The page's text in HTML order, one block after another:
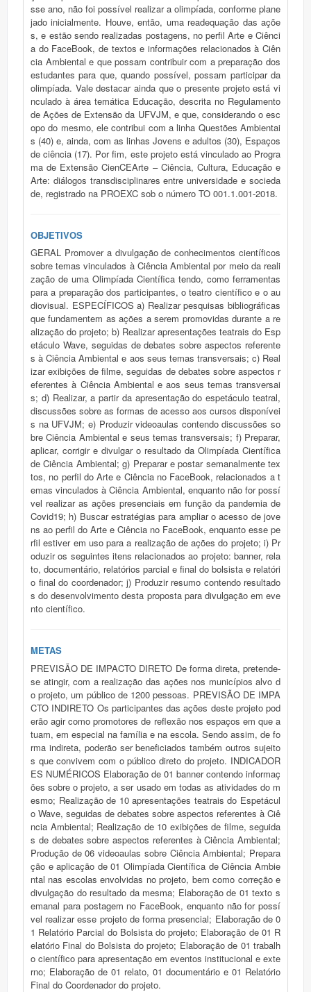
sse ano, não foi possível realizar a olimpíada, conforme plane
jado inicialmente. Houve, então, uma readequação das açõe
s, e estão sendo realizadas postagens, no perfil Arte e Ciênci
a do FaceBook, de textos e informações relacionados à Ciên
cia Ambiental e que possam contribuir com a preparação dos
estudantes para que, quando possível, possam participar da
olimpíada. Vale destacar ainda que o presente projeto está vi
nculado à área temática Educação, descrita no Regulamento
de Ações de Extensão da UFVJM, e que, considerando o esc
opo do mesmo, ele contribui com a linha Questões Ambientai
s (40) e, ainda, com as linhas Jovens e adultos (30), Espaços
de ciência (17). Por fim, este projeto está vinculado ao Progra
ma de Extensão CienCEArte – Ciência, Cultura, Educação e
Arte: diálogos transdisciplinares entre universidade e socieda
de, registrado na PROEXC sob o número TO 001.1.001-2018.
OBJETIVOS
GERAL Promover a divulgação de conhecimentos científicos
sobre temas vinculados à Ciência Ambiental por meio da reali
zação de uma Olimpíada Científica tendo, como ferramentas
para a preparação dos participantes, o teatro científico e o au
diovisual. ESPECÍFICOS a) Realizar pesquisas bibliográficas
que fundamentem as ações a serem promovidas durante a re
alização do projeto; b) Realizar apresentações teatrais do Esp
etáculo Wave, seguidas de debates sobre aspectos referente
s à Ciência Ambiental e aos seus temas transversais; c) Real
izar exibições de filme, seguidas de debates sobre aspectos r
eferentes à Ciência Ambiental e aos seus temas transversai
s; d) Realizar, a partir da apresentação do espetáculo teatral,
discussões sobre as formas de acesso aos cursos disponívei
s na UFVJM; e) Produzir videoaulas contendo discussões so
bre Ciência Ambiental e seus temas transversais; f) Preparar,
aplicar, corrigir e divulgar o resultado da Olimpíada Científica
de Ciência Ambiental; g) Preparar e postar semanalmente tex
tos, no perfil do Arte e Ciência no FaceBook, relacionados a t
emas vinculados à Ciência Ambiental, enquanto não for possí
vel realizar as ações presenciais em função da pandemia de
Covid19; h) Buscar estratégias para ampliar o acesso de jove
ns ao perfil do Arte e Ciência no FaceBook, enquanto esse pe
rfil estiver em uso para a realização de ações do projeto; i) Pr
oduzir os seguintes itens relacionados ao projeto: banner, rela
to, documentário, relatórios parcial e final do bolsista e relatóri
o final do coordenador; j) Produzir resumo contendo resultado
s do desenvolvimento desta proposta para divulgação em eve
nto científico.
METAS
PREVISÃO DE IMPACTO DIRETO De forma direta, pretende-
se atingir, com a realização das ações nos municípios alvo d
o projeto, um público de 1200 pessoas. PREVISÃO DE IMPA
CTO INDIRETO Os participantes das ações deste projeto pod
erão agir como promotores de reflexão nos espaços em que a
tuam, em especial na família e na escola. Sendo assim, de fo
rma indireta, poderão ser beneficiados também outros sujeito
s que convivem com o público direto do projeto. INDICADOR
ES NUMÉRICOS Elaboração de 01 banner contendo informaç
ões sobre o projeto, a ser usado em todas as atividades do m
esmo; Realização de 10 apresentações teatrais do Espetácul
o Wave, seguidas de debates sobre aspectos referentes à Ciê
ncia Ambiental; Realização de 10 exibições de filme, seguida
s de debates sobre aspectos referentes à Ciência Ambiental;
Produção de 06 videoaulas sobre Ciência Ambiental; Prepara
ção e aplicação de 01 Olimpíada Científica de Ciência Ambie
ntal nas escolas envolvidas no projeto, bem como correção e
divulgação do resultado da mesma; Elaboração de 01 texto s
emanal para postagem no FaceBook, enquanto não for possí
vel realizar esse projeto de forma presencial; Elaboração de 0
1 Relatório Parcial do Bolsista do projeto; Elaboração de 01 R
elatório Final do Bolsista do projeto; Elaboração de 01 trabalh
o científico para apresentação em eventos institucional e exte
rno; Elaboração de 01 relato, 01 documentário e 01 Relatório
Final do Coordenador do projeto.